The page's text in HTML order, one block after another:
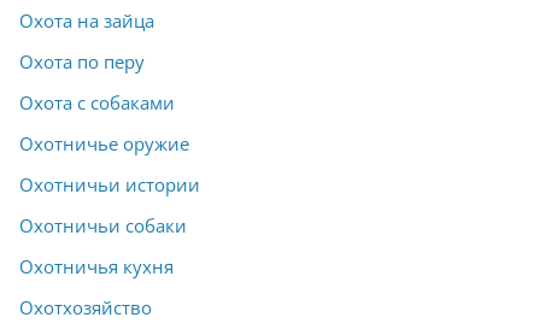
Охота на зайца
Охота по перу
Охота с собаками
Охотничье оружие
Охотничьи истории
Охотничьи собаки
Охотничья кухня
Охотхозяйство